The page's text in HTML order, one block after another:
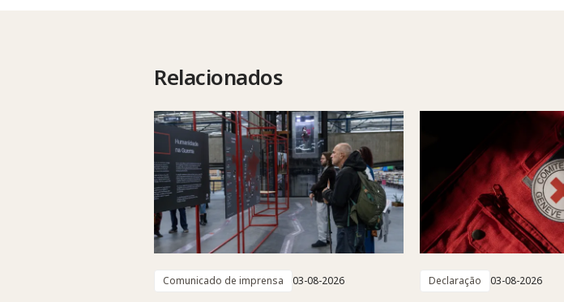
Relacionados
Comunicado de imprensa 03-08-2026 Declaração 03-08-2026